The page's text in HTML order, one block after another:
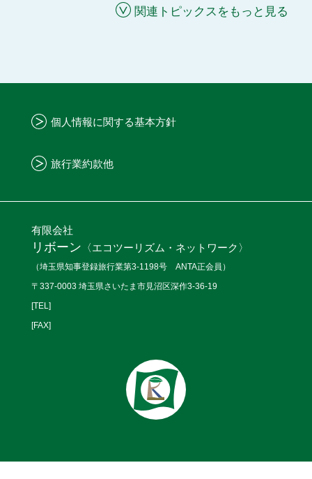
関連トピックスをもっと見る
個人情報に関する基本方針
旅行業約款他
有限会社
リボーン 〈エコツーリズム・ネットワーク〉
（埼玉県知事登録旅行業第3-1198号 ANTA正会員）
〒337-0003 埼玉県さいたま市見沼区深作3-36-19
[TEL]
[FAX]